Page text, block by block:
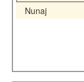
Nunaj